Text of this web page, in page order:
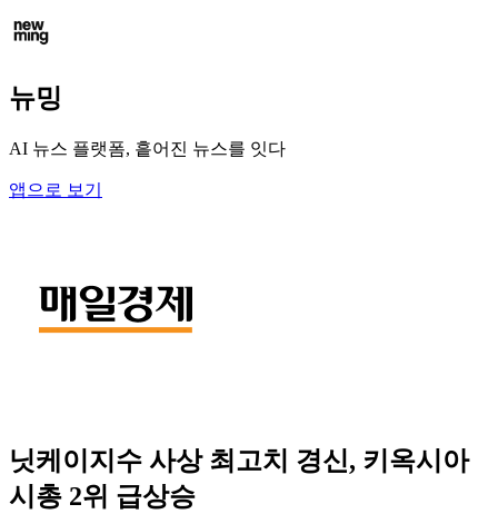
뉴밍
AI 뉴스 플랫폼, 흩어진 뉴스를 잇다
앱으로 보기
닛케이지수 사상 최고치 경신, 키옥시아
시총 2위 급상승